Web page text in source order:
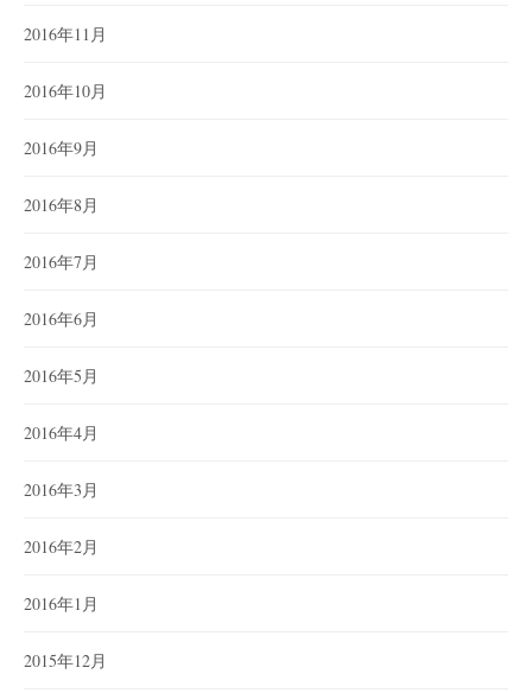
2016年11月
2016年10月
2016年9月
2016年8月
2016年7月
2016年6月
2016年5月
2016年4月
2016年3月
2016年2月
2016年1月
2015年12月